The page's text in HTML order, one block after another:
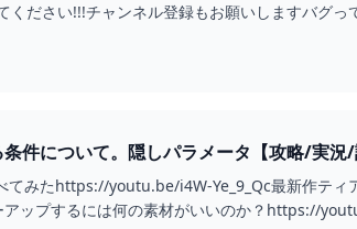
ださい!!!チャンネル登録もお願いしますバグっ
件について。隠しパラメータ【攻略/実
みたhttps://youtu.be/i4W-Ye_9_Qc最新作ティ
ップするには何の素材がいいのか？https://